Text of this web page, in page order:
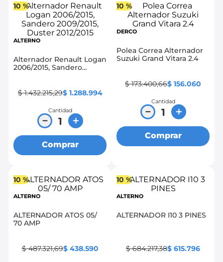
10 %
ALTERNO
Alternador Renault Logan
2006/2015, Sandero
$ 1.432.215,29$ 1.288.994
Cantidad
＋
－
Comprar
10 %
DERCO
Polea Correa Alternador
Suzuki Grand Vitara 2.4
$ 173.400,66$ 156.060
Cantidad
＋
－
Comprar
10 %
ALTERNO
ALTERNADOR ATOS 05/
70 AMP
$ 487.321,69$ 438.590
10 %
ALTERNO
ALTERNADOR I10 3 PINES
$ 684.217,38$ 615.796